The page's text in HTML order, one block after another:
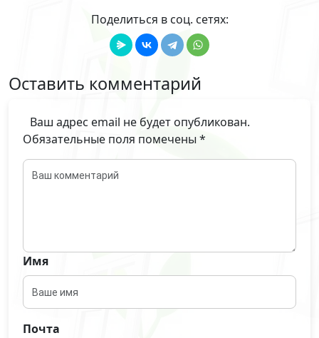
Поделиться в соц. сетях:
Оставить комментарий
Ваш адрес email не будет опубликован.
Обязательные поля помечены*
Имя
Почта